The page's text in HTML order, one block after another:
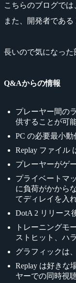
こちらのブログでは
また、開発者である
長いので気になった
Q&Aからの情報
プレーヤー間の
供することが可
PC の必要最小
Replay ファイル
プレーヤーがゲ
プライベートマ
に負荷がかから
てディレイを入
DotA 2 リリース
トレーニングモ
ストヒット、ハ
グラフィックは
Replay は好きな
ヤーでの同時視